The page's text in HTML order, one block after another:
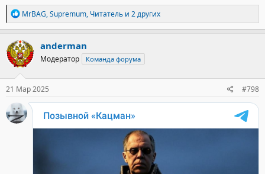
Р
е
а
к
ц
и
и
:
MrBAG,Supremum, Читатель и 2 других
anderman
Модератор Команда форума
21 Мар 2025 #798